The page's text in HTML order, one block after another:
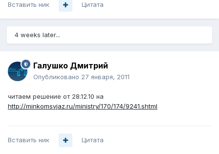
Вставить ник Цитата
4 weeks later...
Галушко Дмитрий
Опубликовано 27 января, 2011
читаем решение от 28.12.10 на
http://minkomsvjaz.ru/ministry/170/174/9241.shtml
Вставить ник Цитата